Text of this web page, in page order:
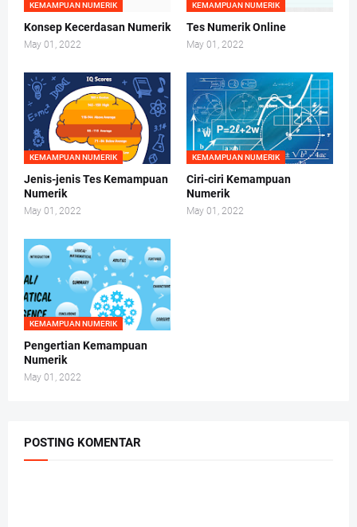
KEMAMPUAN NUMERIK
Konsep Kecerdasan Numerik
May 01, 2022
KEMAMPUAN NUMERIK
Tes Numerik Online
May 01, 2022
KEMAMPUAN NUMERIK
Jenis-jenis Tes Kemampuan
Numerik
May 01, 2022
KEMAMPUAN NUMERIK
Ciri-ciri Kemampuan
Numerik
May 01, 2022
KEMAMPUAN NUMERIK
Pengertian Kemampuan
Numerik
May 01, 2022
POSTING KOMENTAR